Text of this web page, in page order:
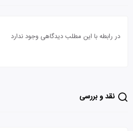
در رابطه با این مطلب دیدگاهی وجود ندارد
نقد و بررسی